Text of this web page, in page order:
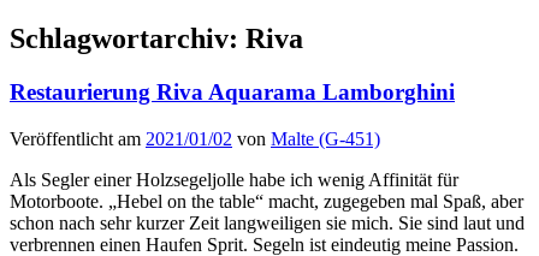
Schlagwortarchiv: Riva
Restaurierung Riva Aquarama Lamborghini
Veröffentlicht am 2021/01/02 von Malte (G-451)
Als Segler einer Holzsegeljolle habe ich wenig Affinität für
Motorboote. „Hebel on the table“ macht, zugegeben mal Spaß, aber
schon nach sehr kurzer Zeit langweiligen sie mich. Sie sind laut und
verbrennen einen Haufen Sprit. Segeln ist eindeutig meine Passion.